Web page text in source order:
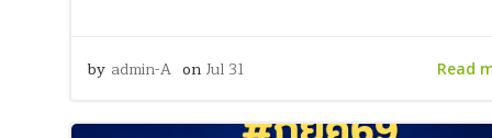
by admin-A on Jul 31 Read